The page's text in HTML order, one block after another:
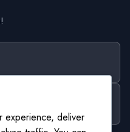
experience, deliver